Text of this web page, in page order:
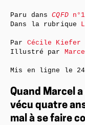
Quand Marcel
vécu quatre
mal à se faire
Paru dansCQFD
Dans la rubrique
Par Cécile Kiefer
Illustré par
Mis en ligne le